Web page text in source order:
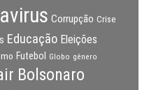
Corrupção Crise
Educação Eleições
Futebol Globo gênero
Bolsonaro